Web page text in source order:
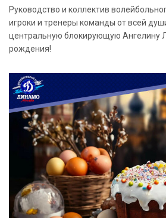
Руководство и коллектив
игроки и тренеры команды от всей
центральную блокирующую Ангелину
рождения!